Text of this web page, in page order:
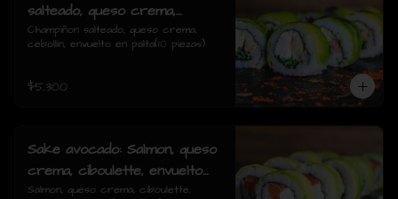
salteado, queso crema,
cebollin, envuelto en palta
Champiñon salteado, queso crema,
cebollin, envuelto en palta(10 piezas)
$5.300
Sake avocado: Salmon, queso
crema, ciboulette, envuelto
en palta
Salmon, queso crema, ciboulette,